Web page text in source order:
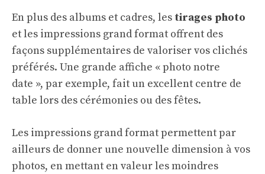
En plus des albums et cadres, les tirages photo
et les impressions grand format offrent des
façons supplémentaires de valoriser vos clichés
préférés. Une grande affiche « photo notre
date », par exemple, fait un excellent centre de
table lors des cérémonies ou des fêtes.
Les impressions grand format permettent par
ailleurs de donner une nouvelle dimension à vos
photos, en mettant en valeur les moindres